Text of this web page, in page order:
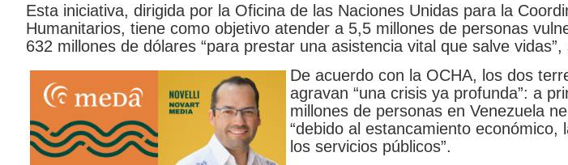
Esta iniciativa, dirigida por la Oficina de las Naciones Unidas para la
Humanitarios, tiene como objetivo atender a 5,5 millones de personas
632 millones de dólares “para prestar una asistencia vital que salve
De acuerdo con la OCHA, los dos
agravan “una crisis ya profunda”: a
millones de personas en Venezuela
“debido al estancamiento económico,
los servicios públicos”.